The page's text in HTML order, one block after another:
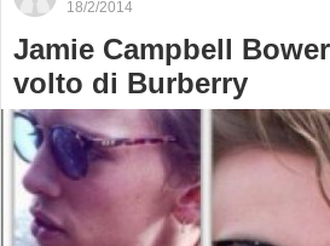
18/2/2014
Jamie Campbell
volto di Burberry